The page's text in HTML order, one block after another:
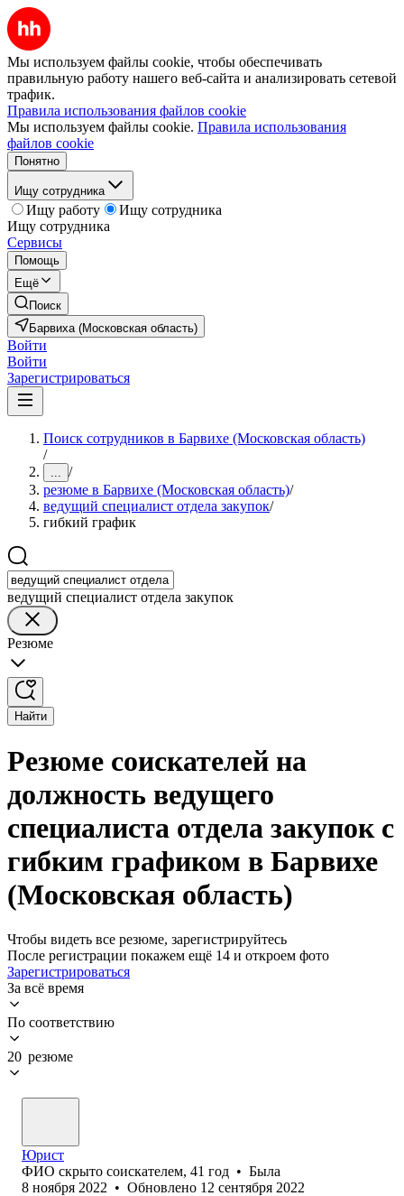
Мы используем файлы cookie, чтобы обеспечивать
правильную работу нашего веб-сайта и анализировать сетевой
трафик.
Правила использования файлов cookie
Мы используем файлы cookie. Правила использования
файлов cookie
Понятно
Ищу сотрудника
Ищу работу
Ищу сотрудника
Ищу сотрудника
Сервисы
Помощь
Ещё
Поиск
Барвиха (Московская область)
Войти
Войти
Зарегистрироваться
Поиск сотрудников в Барвихе (Московская область)
/
... /
резюме в Барвихе (Московская область)/
ведущий специалист отдела закупок/
гибкий график
ведущий специалист отдела закупок
Резюме
Найти
Резюме соискателей на
должность ведущего
специалиста отдела закупок с
гибким графиком в Барвихе
(Московская область)
Чтобы видеть все резюме, зарегистрируйтесь
После регистрации покажем ещё 14 и откроем фото
Зарегистрироваться
За всё время
По соответствию
20 резюме
Юрист
ФИО скрыто соискателем, 41 год • Была
8 ноября 2022 • Обновлено 12 сентября 2022